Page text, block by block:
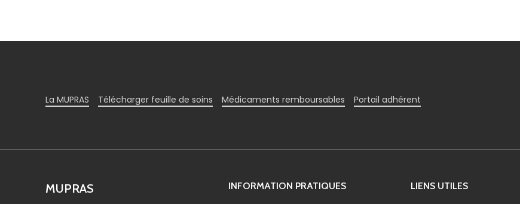
La MUPRAS Télécharger feuille de soins Médicaments remboursables Portail adhérent
MUPRAS INFORMATION PRATIQUES LIENS UTILES